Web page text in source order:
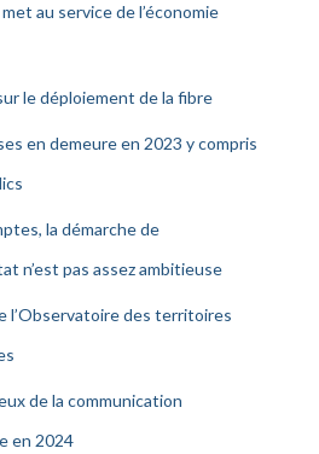
au service de l’économie
le déploiement de la fibre
en demeure en 2023 y compris
la démarche de
n’est pas assez ambitieuse
l’Observatoire des territoires
de la communication
en 2024